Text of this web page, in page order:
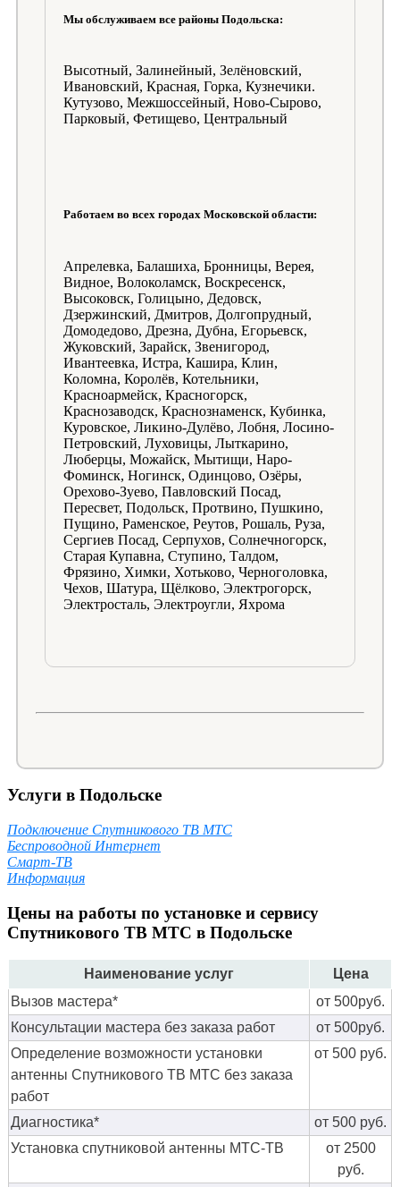
Мы обслуживаем все районы Подольска:
Высотный, Залинейный, Зелёновский,
Ивановский, Красная, Горка, Кузнечики.
Кутузово, Межшоссейный, Ново-Сырово,
Парковый, Фетищево, Центральный
Работаем во всех городах Московской области:
Апрелевка, Балашиха, Бронницы, Верея,
Видное, Волоколамск, Воскресенск,
Высоковск, Голицыно, Дедовск,
Дзержинский, Дмитров, Долгопрудный,
Домодедово, Дрезна, Дубна, Егорьевск,
Жуковский, Зарайск, Звенигород,
Ивантеевка, Истра, Кашира, Клин,
Коломна, Королёв, Котельники,
Красноармейск, Красногорск,
Краснозаводск, Краснознаменск, Кубинка,
Куровское, Ликино-Дулёво, Лобня, Лосино-
Петровский, Луховицы, Лыткарино,
Люберцы, Можайск, Мытищи, Наро-
Фоминск, Ногинск, Одинцово, Озёры,
Орехово-Зуево, Павловский Посад,
Пересвет, Подольск, Протвино, Пушкино,
Пущино, Раменское, Реутов, Рошаль, Руза,
Сергиев Посад, Серпухов, Солнечногорск,
Старая Купавна, Ступино, Талдом,
Фрязино, Химки, Хотьково, Черноголовка,
Чехов, Шатура, Щёлково, Электрогорск,
Электросталь, Электроугли, Яхрома
Услуги в Подольске
Подключение Спутникового ТВ МТС
Беспроводной Интернет
Смарт-ТВ
Информация
Цены на работы по установке и сервису
Спутникового ТВ МТС в Подольске
Наименование услуг
Цена
Вызов мастера*
от 500руб.
Консультации мастера без заказа работ
от 500руб.
Определение возможности установки
антенны Спутникового ТВ МТС без заказа
работ
от 500 руб.
Диагностика*
от 500 руб.
Установка спутниковой антенны МТС-ТВ
от 2500
руб.